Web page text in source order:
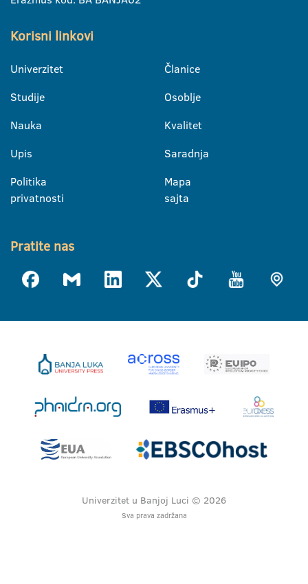
Korisni linkovi
Univerzitet
Studije
Nauka
Upis
Politika
privatnosti
Članice
Osoblje
Kvalitet
Saradnja
Mapa
sajta
Pratite nas
Univerzitet u Banjoj Luci © 2026
Sva prava zadržana